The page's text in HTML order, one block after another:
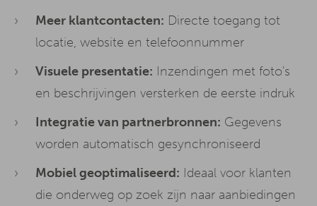
Meer klantcontacten: Directe toegang tot
locatie, website en telefoonnummer
Visuele presentatie: Inzendingen met foto's
en beschrijvingen versterken de eerste indruk
Integratie van partnerbronnen: Gegevens
worden automatisch gesynchroniseerd
Mobiel geoptimaliseerd: Ideaal voor klanten
die onderweg op zoek zijn naar aanbiedingen